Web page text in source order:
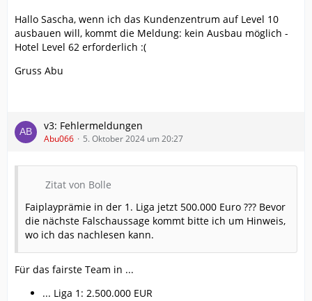
Hallo Sascha, wenn ich das Kundenzentrum auf Level 10
ausbauen will, kommt die Meldung: kein Ausbau möglich -
Hotel Level 62 erforderlich :(
Gruss Abu
v3: Fehlermeldungen
Abu066 5. Oktober 2024 um 20:27
Zitat von Bolle
Faiplayprämie in der 1. Liga jetzt 500.000 Euro ??? Bevor
die nächste Falschaussage kommt bitte ich um Hinweis,
wo ich das nachlesen kann.
Für das fairste Team in ...
... Liga 1: 2.500.000 EUR